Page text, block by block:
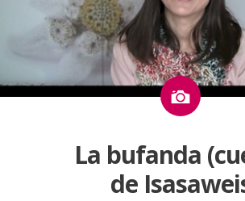
Imagen
La bufanda
de